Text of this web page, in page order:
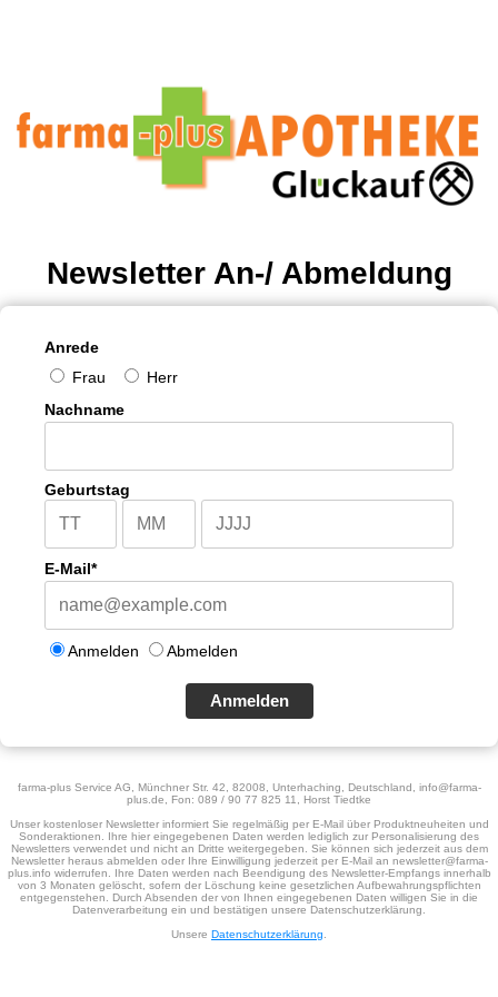
Newsletter An-/ Abmeldung
Anrede
Frau
Herr
Nachname
Geburtstag
E-Mail*
Anmelden Abmelden
Anmelden
farma-plus Service AG, Münchner Str. 42, 82008, Unterhaching, Deutschland, info@farma-
plus.de, Fon: 089 / 90 77 825 11, Horst Tiedtke
Unser kostenloser Newsletter informiert Sie regelmäßig per E-Mail über Produktneuheiten und
Sonderaktionen. Ihre hier eingegebenen Daten werden lediglich zur Personalisierung des
Newsletters verwendet und nicht an Dritte weitergegeben. Sie können sich jederzeit aus dem
Newsletter heraus abmelden oder Ihre Einwilligung jederzeit per E-Mail an newsletter@farma-
plus.info widerrufen. Ihre Daten werden nach Beendigung des Newsletter-Empfangs innerhalb
von 3 Monaten gelöscht, sofern der Löschung keine gesetzlichen Aufbewahrungspflichten
entgegenstehen. Durch Absenden der von Ihnen eingegebenen Daten willigen Sie in die
Datenverarbeitung ein und bestätigen unsere Datenschutzerklärung.
Unsere Datenschutzerklärung.